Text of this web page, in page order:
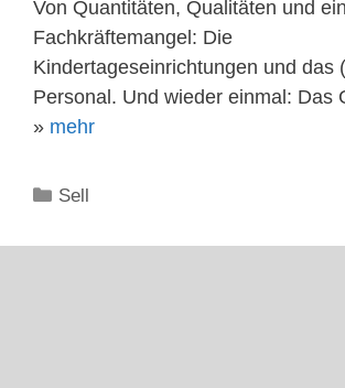
Von Quantitäten, Qualitäten und
Fachkräftemangel: Die
Kindertageseinrichtungen und das
Personal. Und wieder einmal: Das
» mehr
Kategorien
Sell